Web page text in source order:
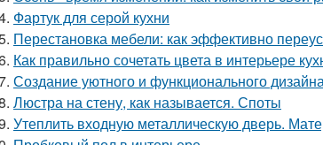
Фартук для серой кухни
Перестановка мебели: как эффективно
Как правильно сочетать цвета в интерьере
Создание уютного и функционального
Люстра на стену, как называется. Споты
Утеплить входную металлическую дверь.